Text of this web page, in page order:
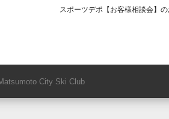
スポーツデポ【お客様相談会】
City Ski Club